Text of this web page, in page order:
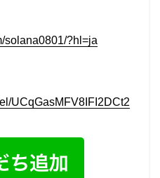
solana0801/?hl=ja
UCqGasMFV8IFI2DCt2